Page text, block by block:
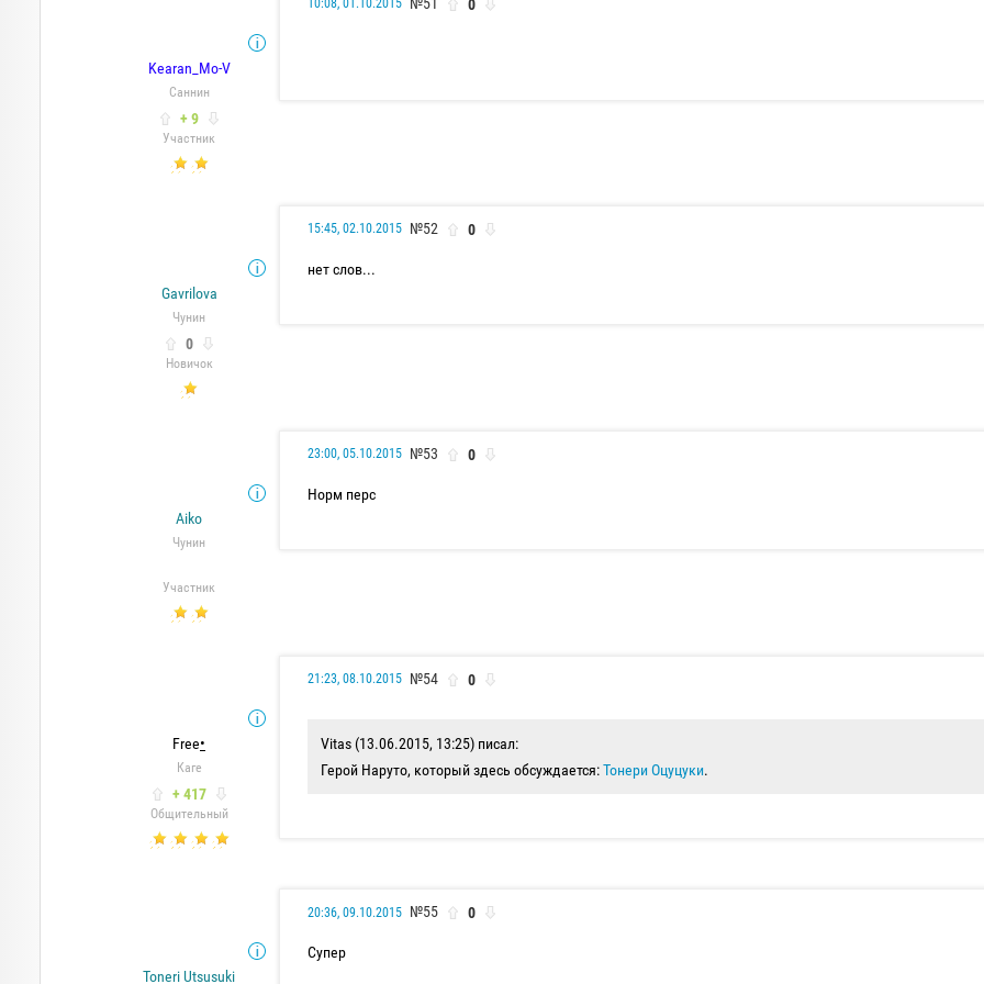
Kearan_Mo-V
Саннин
+ 9
Участник
10:08, 01.10.2015 0
Gavrilova
Чунин
0
Новичок
15:45, 02.10.2015 №52 0
нет слов...
Aiko
Чунин
Участник
23:00, 05.10.2015 №53 0
Норм перс
Free•
Каге
+ 417
Общительный
21:23, 08.10.2015 №54 0
Vitas (13.06.2015, 13:25) писал:
Герой Наруто, который здесь обсуждается:Тонери Оцуцуки.
Toneri Utsusuki
20:36, 09.10.2015 №55 0
Супер